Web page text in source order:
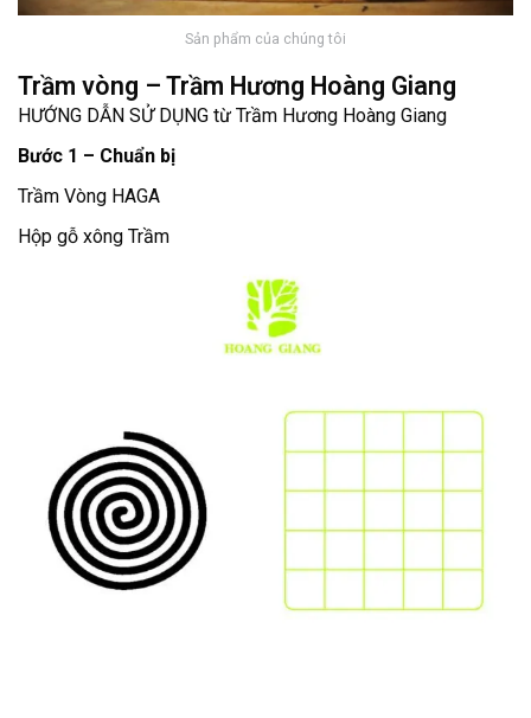
Sản phẩm của chúng tôi
Trầm vòng – Trầm Hương Hoàng Giang
HƯỚNG DẪN SỬ DỤNG từ Trầm Hương Hoàng Giang
Bước 1 – Chuẩn bị
Trầm Vòng HAGA
Hộp gỗ xông Trầm